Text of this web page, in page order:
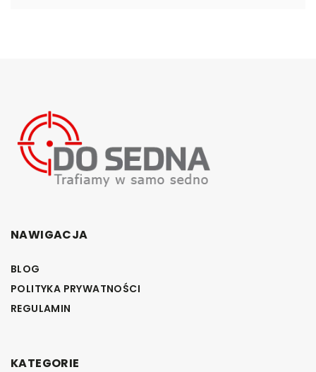
NAWIGACJA
BLOG
POLITYKA PRYWATNOŚCI
REGULAMIN
KATEGORIE